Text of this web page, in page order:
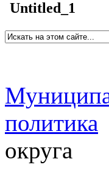
Untitled_1
политика
округа